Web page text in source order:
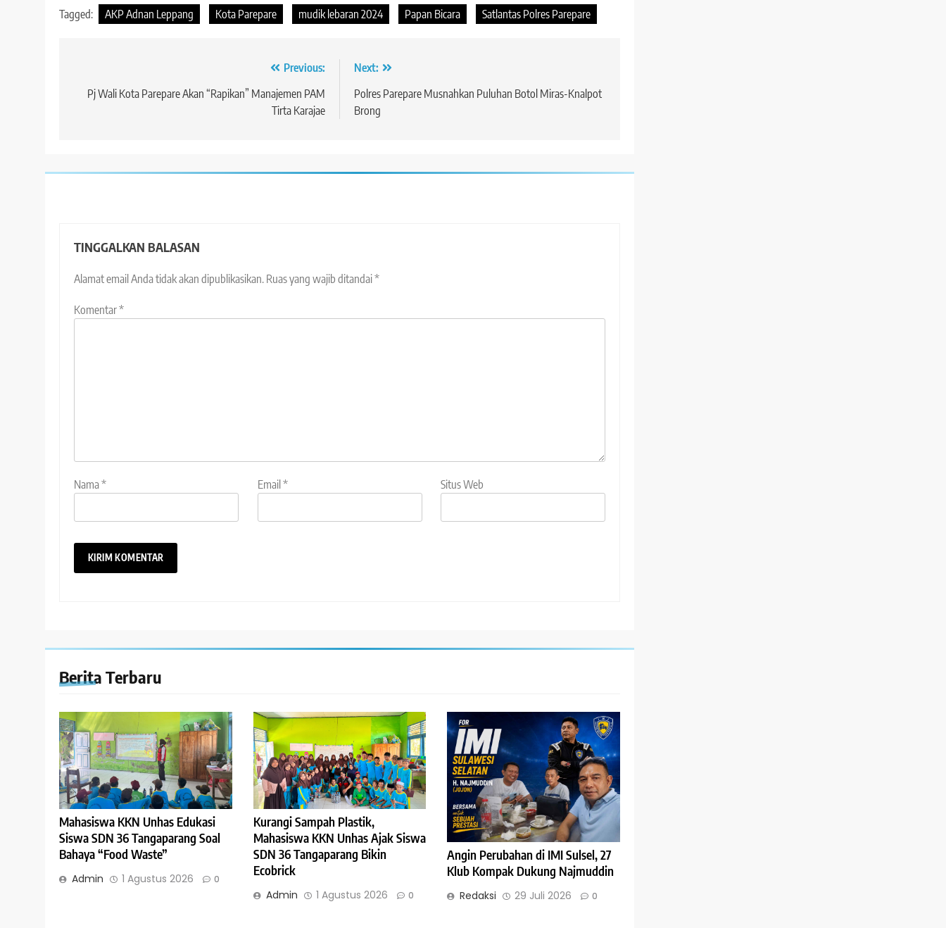
Tagged: AKP Adnan Leppang Kota Parepare mudik lebaran 2024 Papan Bicara Satlantas Polres Parepare
pos
Previous:
Pj Wali Kota Parepare Akan “Rapikan” Manajemen PAM
Tirta Karajae
Next:
Polres Parepare Musnahkan Puluhan Botol Miras-Knalpot
Brong
TINGGALKAN BALASAN
Alamat email Anda tidak akan dipublikasikan. Ruas yang wajib ditandai*
Komentar*
Nama* Email * Situs Web
Berita Terbaru
Mahasiswa KKN Unhas Edukasi
Siswa SDN 36 Tangaparang Soal
Bahaya “Food Waste”
Admin 1 Agustus 2026 0
Kurangi Sampah Plastik,
Mahasiswa KKN Unhas Ajak Siswa
SDN 36 Tangaparang Bikin
Ecobrick
Admin 1 Agustus 2026 0
Angin Perubahan di IMI Sulsel, 27
Klub Kompak Dukung Najmuddin
Redaksi 29 Juli 2026 0